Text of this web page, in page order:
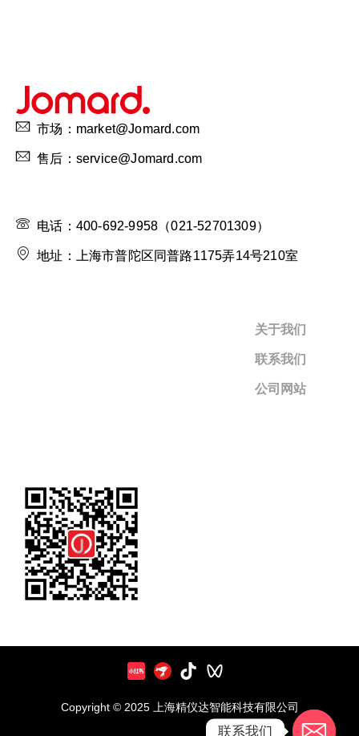
市场：market@Jomard.com
售后：service@Jomard.com
电话：400-692-9958（021-52701309）
地址：上海市普陀区同普路1175弄14号210室
关于我们
联系我们
公司网站
Copyright © 2025 上海精仪达智能科技有限公司
联系我们